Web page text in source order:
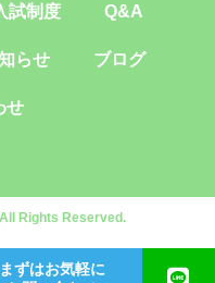
まずはお気軽に
試制度 Q&A
らせ ブログ
せ
Rights Reserved.